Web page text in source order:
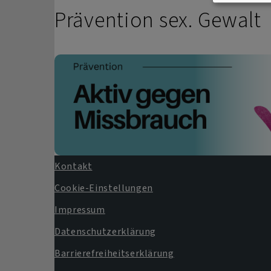
Prävention sex. Gewalt
Fußbereichsmenü
Kontakt
Cookie-Einstellungen
Impressum
Datenschutzerklärung
Barrierefreiheitserklärung